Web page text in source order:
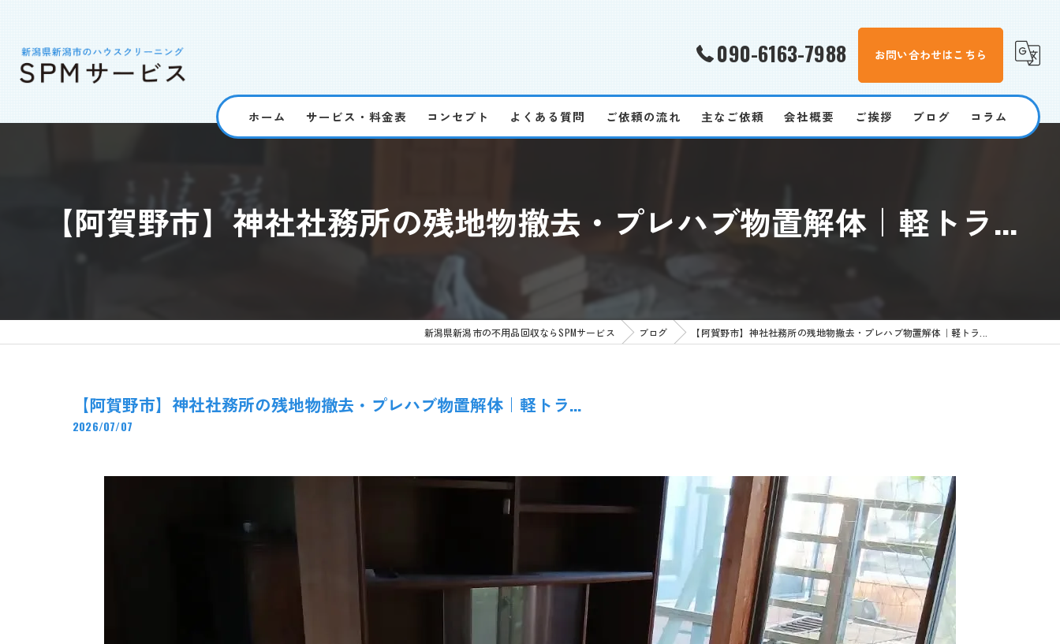
090-6163-7988 お問い合わせはこちら
ホーム サービス・料金表 コンセプト よくある質問 ご依頼の流れ 主なご依頼
見積もり
会社概要 ご挨拶 ブログ コラム
【阿賀野市】神社社務所の残地物撤去・プレハブ物置解体｜軽トラ...
新潟県新潟市の不用品回収ならSPMサービス ブログ 【阿賀野市】神社社務所の残地物撤去・プレハブ物置解体｜軽トラ...
【阿賀野市】神社社務所の残地物撤去・プレハブ物置解体｜軽トラ...
2026/07/07